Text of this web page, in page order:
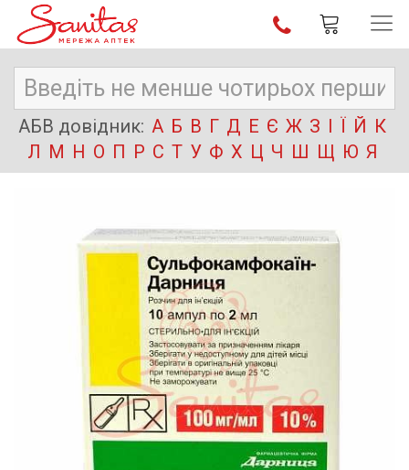
АБВ довідник: А Б В Г Д Е Є Ж З І Ї Й К
Л М Н О П Р С Т У Ф Х Ц Ч Ш Щ Ю Я